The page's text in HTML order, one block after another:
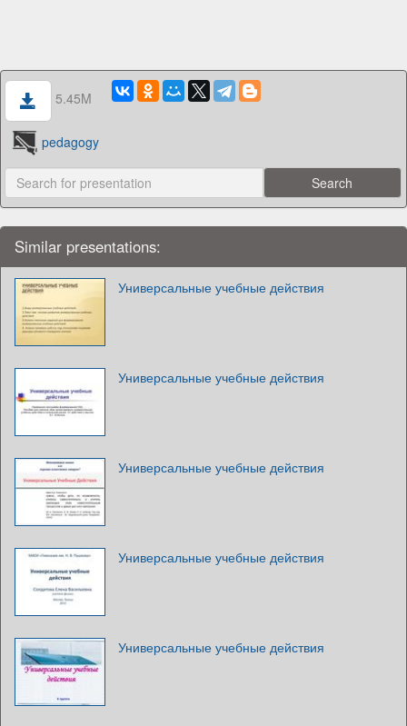
5.45M
pedagogy
Similar presentations:
Универсальные учебные действия
Универсальные учебные действия
Универсальные учебные действия
Универсальные учебные действия
Универсальные учебные действия